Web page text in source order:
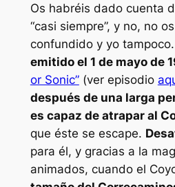
Os habréis dado cuenta
“casi siempre”, y no, no
confundido y yo tampoco.
emitido el 1 de mayo de
or Sonic”(ver episodio
después de una larga
es capaz de atrapar al
que éste se escape.
para él, y gracias a la
animados, cuando el